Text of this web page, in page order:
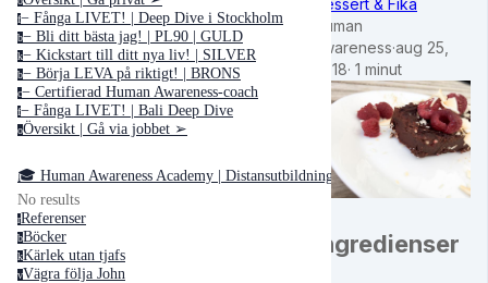
f− Fånga LIVET! | Deep Dive i Stockholm
b− Bli ditt bästa jag! | PL90 | GULD
k− Kickstart till ditt nya liv! | SILVER
b− Börja LEVA på riktigt! | BRONS
c− Certifierad Human Awareness-coach
f− Fånga LIVET! | Bali Deep Dive
oÖversikt | Gå via jobbet ➢
🎓 Human Awareness Academy | Distansutbildningar ➢
No results
rReferenser
bBöcker
kKärlek utan tjafs
vVägra följa John
Human
Awareness·aug 25,
2018· 1 minut
Ingredienser